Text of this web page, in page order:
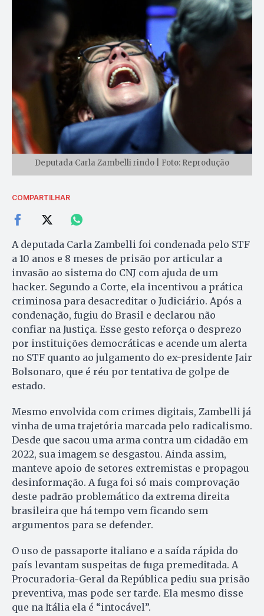
Deputada Carla Zambelli rindo | Foto: Reprodução
COMPARTILHAR
A deputada Carla Zambelli foi condenada pelo STF
a 10 anos e 8 meses de prisão por articular a
invasão ao sistema do CNJ com ajuda de um
hacker. Segundo a Corte, ela incentivou a prática
criminosa para desacreditar o Judiciário. Após a
condenação, fugiu do Brasil e declarou não
confiar na Justiça. Esse gesto reforça o desprezo
por instituições democráticas e acende um alerta
no STF quanto ao julgamento do ex-presidente Jair
Bolsonaro, que é réu por tentativa de golpe de
estado.
Mesmo envolvida com crimes digitais, Zambelli já
vinha de uma trajetória marcada pelo radicalismo.
Desde que sacou uma arma contra um cidadão em
2022, sua imagem se desgastou. Ainda assim,
manteve apoio de setores extremistas e propagou
desinformação. A fuga foi só mais comprovação
deste padrão problemático da extrema direita
brasileira que há tempo vem ficando sem
argumentos para se defender.
O uso de passaporte italiano e a saída rápida do
país levantam suspeitas de fuga premeditada. A
Procuradoria-Geral da República pediu sua prisão
preventiva, mas pode ser tarde. Ela mesmo disse
que na Itália ela é “intocável”.